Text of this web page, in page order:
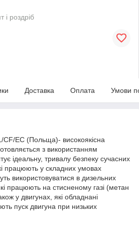
і роздріб
Доставка Оплата Умови
EC (Польща)- високоякісна
з використанням
ідеальну, тривалу безпеку сучасних
працюють у складних умовах
використовуватися в дизельних
працюють на стисненому газі (метан
у двигунах, які обладнані
пуск двигуна при низьких